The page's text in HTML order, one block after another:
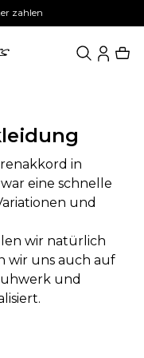
zahlen
in
eine schnelle
und
wir natürlich
wir uns auch auf
und